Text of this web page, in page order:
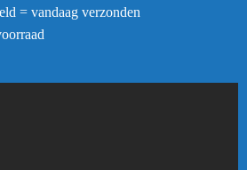
= vandaag verzonden